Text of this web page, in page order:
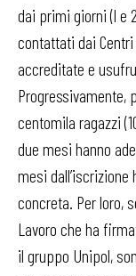
dai primi giorni (l e
contattati dai Centri
accreditate e
Progressivamente,
centomila ragazzi
due mesi hanno
mesi dall’iscrizione
concreta. Per loro,
Lavoro che ha
il gruppo Unipol,